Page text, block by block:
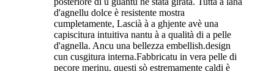
d'agnellu dolce è resistente mostra
cumpletamente, Lascià à a ghjente avè una
capiscitura intuitiva nantu à a qualità di a pelle
d'agnella. Ancu una bellezza embellish.design
cun cusgitura interna.Fabbricatu in vera pelle di
pecore merinu, questi sò estremamente caldi è